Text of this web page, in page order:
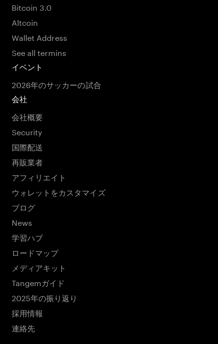
Bitcoin 3.0
Altcoin
Wallet Address
See all termins
イベント
2026年のサッカーの試合
会社
会社概要
Security
国際配送
再販業者
アフィリエイト
ウォレットをカスタマイズ
ブログ
News
学習ハブ
ロードマップ
メディアキット
Tangemガイド
2025年の振り返り
採用情報
連絡先